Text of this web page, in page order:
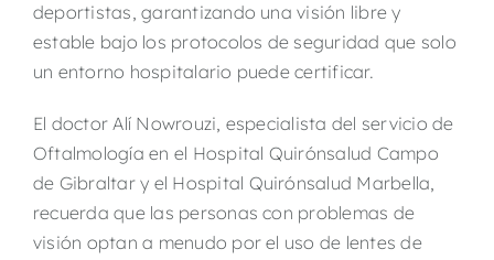
deportistas, garantizando una visión libre y
estable bajo los protocolos de seguridad que solo
un entorno hospitalario puede certificar.
El doctorAlí Nowrouzi, especialista del servicio de
Oftalmología en el Hospital Quirónsalud Campo
de Gibraltary el Hospital Quirónsalud Marbella,
recuerda que las personas con problemas de
visión optan a menudo por el uso de lentes de